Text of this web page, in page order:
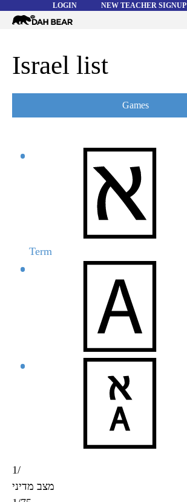
LOGIN NEW TEACHER SIGNUP
Dah
HELP
Israel list
Games
Flashcards
Matching
Memory
Term
1/
מצב מדיני